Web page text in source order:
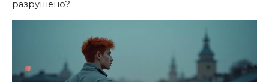
разрушено?